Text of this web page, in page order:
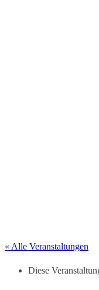
« Alle Veranstaltungen
Diese